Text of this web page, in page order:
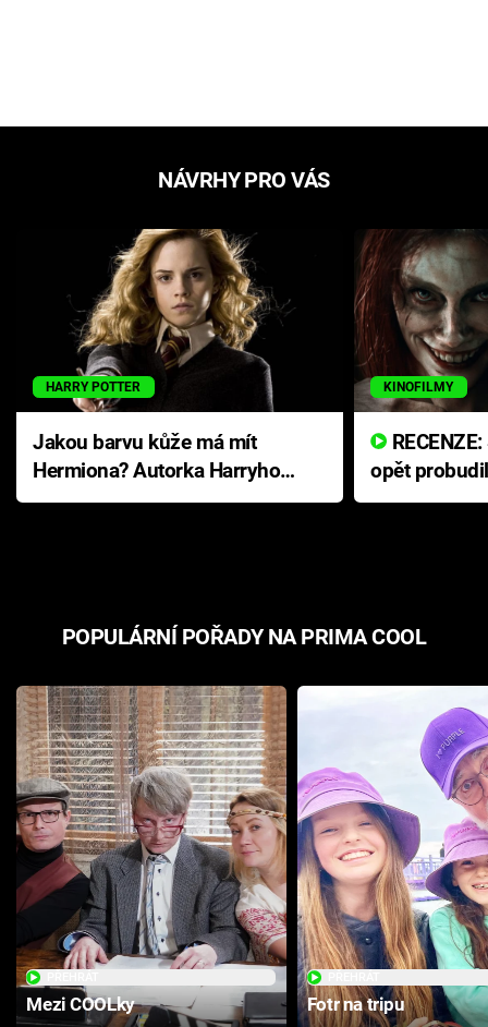
NÁVRHY PRO VÁS
HARRY POTTER
Jakou barvu kůže má mít
Hermiona? Autorka Harryho
Pottera přišla s ráznou
KINOFILMY
opět
přichází s
POPULÁRNÍ POŘADY NA PRIMA COOL
Mezi COOLky Fotr na tripu